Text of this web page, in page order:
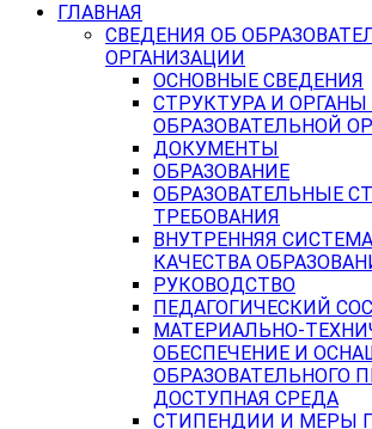
ГЛАВНАЯ
СВЕДЕНИЯ ОБ
ОРГАНИЗАЦИИ
ОСНОВНЫЕ СВЕДЕНИЯ
СТРУКТУРА И
ОБРАЗОВАТЕЛЬНОЙ
ДОКУМЕНТЫ
ОБРАЗОВАНИЕ
ОБРАЗОВАТЕЛЬНЫЕ
ТРЕБОВАНИЯ
ВНУТРЕННЯЯ
КАЧЕСТВА
РУКОВОДСТВО
ПЕДАГОГИЧЕСКИЙ
МАТЕРИАЛЬНО-
ОБЕСПЕЧЕНИЕ И
ОБРАЗОВАТЕЛЬНОГО
ДОСТУПНАЯ СРЕДА
СТИПЕНДИИ И МЕРЫ